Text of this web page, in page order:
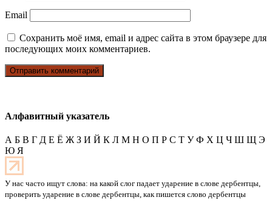
Email
Сохранить моё имя, email и адрес сайта в этом браузере для
последующих моих комментариев.
Алфавитный указатель
А Б В Г Д Е Ё Ж З И Й К Л М Н О П Р С Т У Ф Х Ц Ч Ш Щ Э
Ю Я
У нас часто ищут слова: на какой слог падает ударение в слове дербентцы,
проверить ударение в слове дербентцы, как пишется слово дербентцы